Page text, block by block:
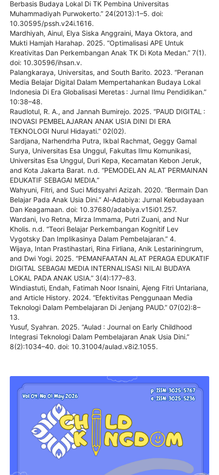
Berbasis Budaya Lokal Di TK Pembina Universitas
Muhammadiyah Purwokerto.” 24(2013):1–5. doi:
10.30595/pssh.v24i.1616.
Mardhiyah, Ainul, Elya Siska Anggraini, Maya Oktora, and
Mukti Hamjah Harahap. 2025. “Optimalisasi APE Untuk
Kreativitas Dan Perkembangan Anak TK Di Kota Medan.” 7(1).
doi: 10.30596/ihsan.v.
Palangkaraya, Universitas, and South Barito. 2023. “Peranan
Media Belajar Digital Dalam Mempertahankan Budaya Lokal
Indonesia Di Era Globalisasi Meretas : Jurnal Ilmu Pendidikan.”
10:38–48.
Raudlotul, R. A., and Jannah Bumirejo. 2025. “PAUD DIGITAL :
INOVASI PEMBELAJARAN ANAK USIA DINI DI ERA
TEKNOLOGI Nurul Hidayati.” 02(02).
Sardjana, Narhendrha Putra, Ikbal Rachmat, Geggy Gamal
Surya, Universitas Esa Unggul, Fakultas Ilmu Komunikasi,
Universitas Esa Unggul, Duri Kepa, Kecamatan Kebon Jeruk,
and Kota Jakarta Barat. n.d. “PEMODELAN ALAT PERMAINAN
EDUKATIF SEBAGAI MEDIA.”
Wahyuni, Fitri, and Suci Midsyahri Azizah. 2020. “Bermain Dan
Belajar Pada Anak Usia Dini.” Al-Adabiya: Jurnal Kebudayaan
Dan Keagamaan. doi: 10.37680/adabiya.v15i01.257.
Wardani, Ivo Retna, Mirza Immama, Putri Zuani, and Nur
Kholis. n.d. “Teori Belajar Perkembangan Kognitif Lev
Vygotsky Dan Implikasinya Dalam Pembelajaran.” 4.
Wijaya, Intan Prastihastari, Rina Firliana, Anik Lestariningrum,
and Dwi Yogi. 2025. “PEMANFAATAN ALAT PERAGA EDUKATIF
DIGITAL SEBAGAI MEDIA INTERNALISASI NILAI BUDAYA
LOKAL PADA ANAK USIA.” 3(4):177–83.
Windiastuti, Endah, Fatimah Noor Isnaini, Ajeng Fitri Untariana,
and Article History. 2024. “Efektivitas Penggunaan Media
Teknologi Dalam Pembelajaran Di Jenjang PAUD.” 07(02):8–
13.
Yusuf, Syahran. 2025. “Aulad : Journal on Early Childhood
Integrasi Teknologi Dalam Pembelajaran Anak Usia Dini.”
8(2):1034–40. doi: 10.31004/aulad.v8i2.1055.